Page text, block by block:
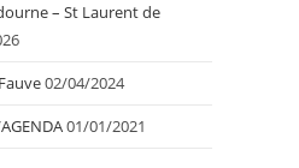
– St Laurent de
02/04/2024
01/01/2021